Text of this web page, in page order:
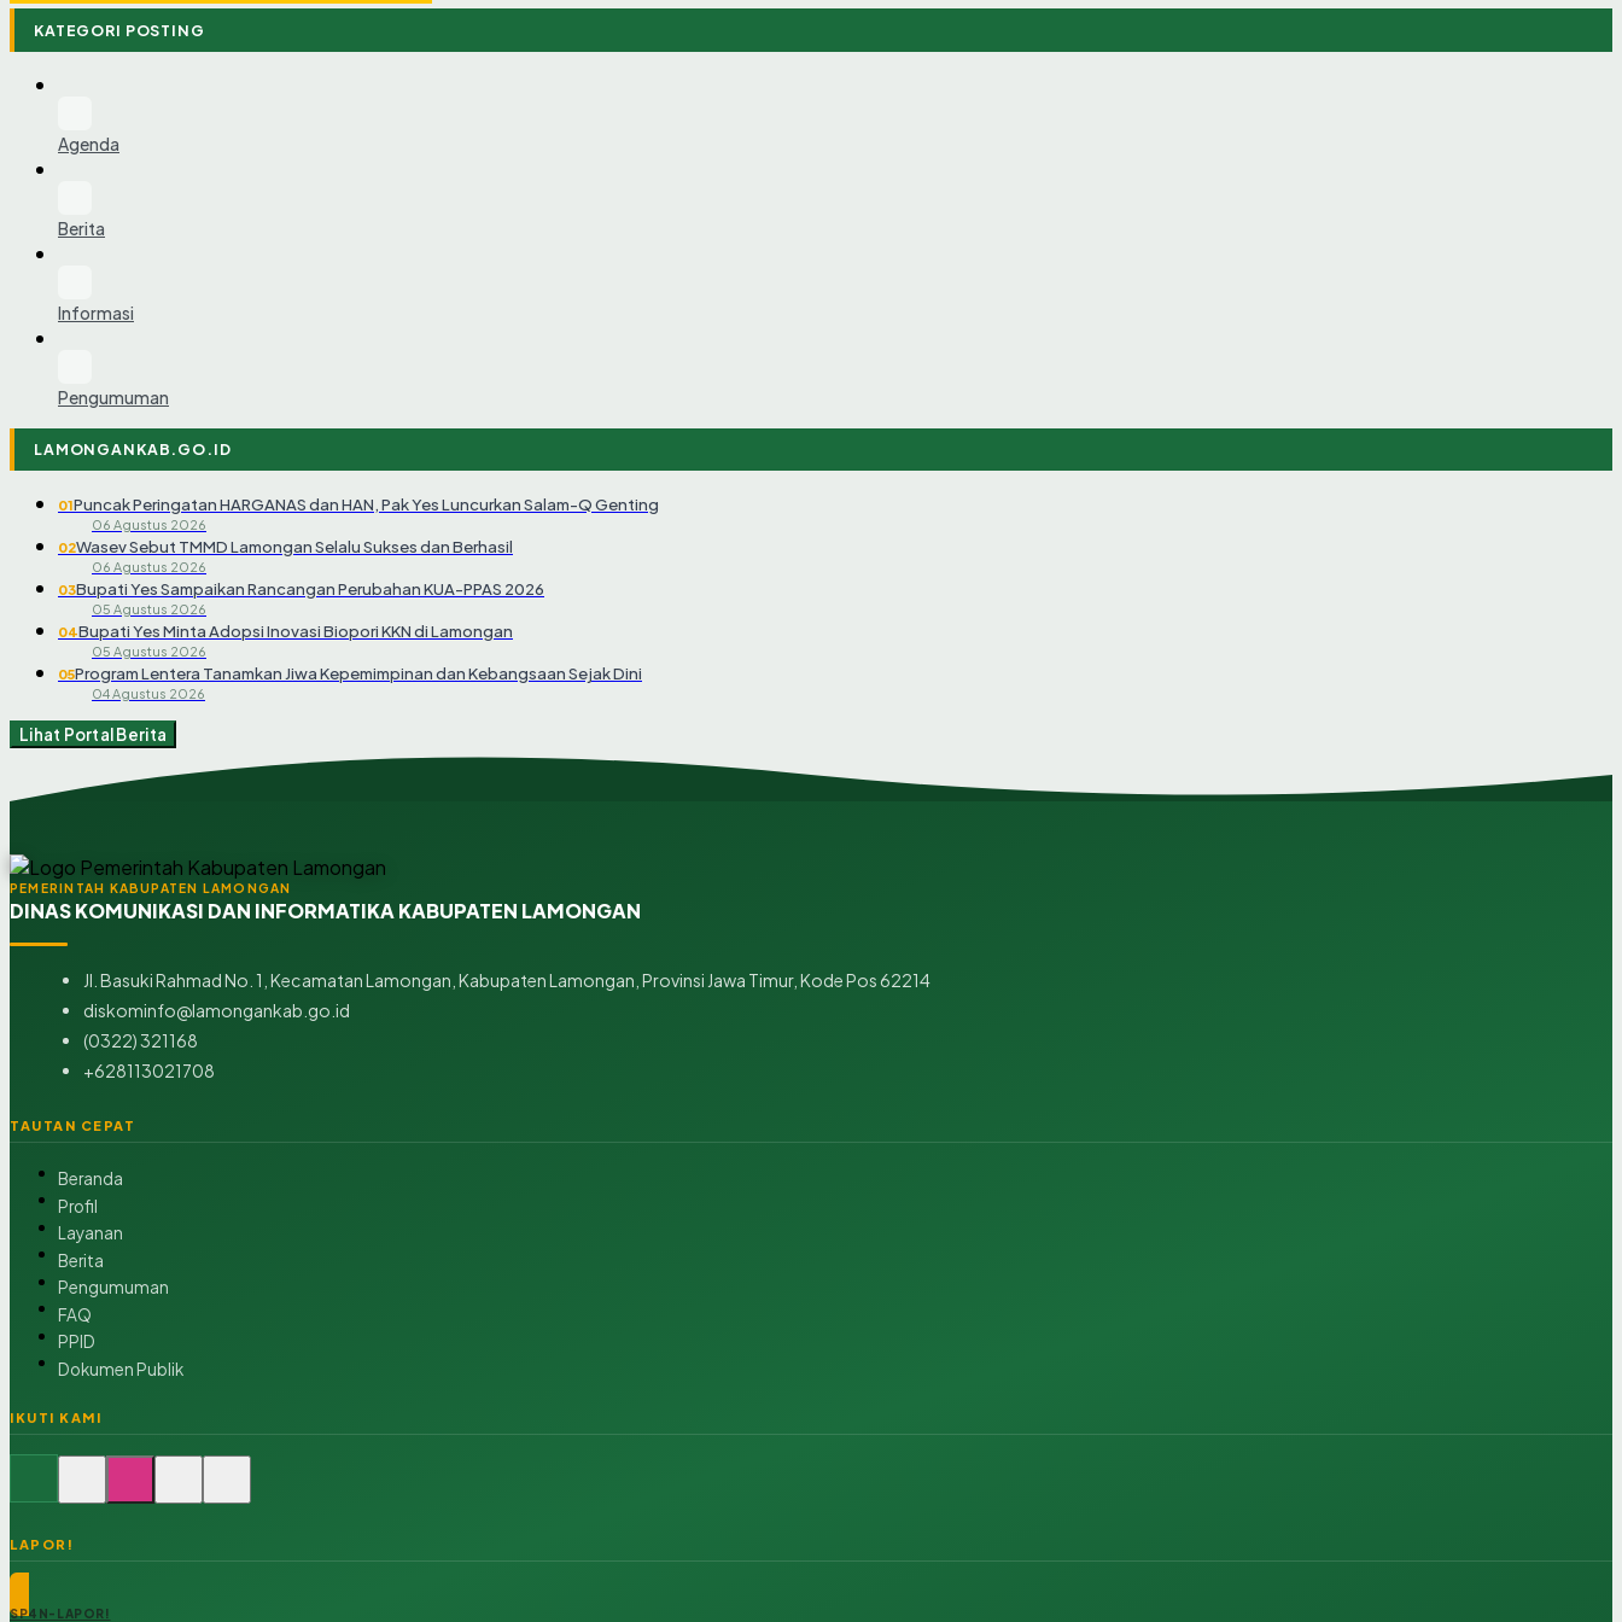
KATEGORI POSTING
Agenda
Berita
Informasi
Pengumuman
LAMONGANKAB.GO.ID
01Puncak Peringatan HARGANAS dan HAN, Pak Yes Luncurkan Salam-Q Genting
06 Agustus 2026
02Wasev Sebut TMMD Lamongan Selalu Sukses dan Berhasil
06 Agustus 2026
03Bupati Yes Sampaikan Rancangan Perubahan KUA-PPAS 2026
05 Agustus 2026
04Bupati Yes Minta Adopsi Inovasi Biopori KKN di Lamongan
05 Agustus 2026
05Program Lentera Tanamkan Jiwa Kepemimpinan dan Kebangsaan Sejak Dini
04 Agustus 2026
Lihat Portal Berita
PEMERINTAH KABUPATEN LAMONGAN
DINAS KOMUNIKASI DAN INFORMATIKA KABUPATEN LAMONGAN
Jl. Basuki Rahmad No. 1, Kecamatan Lamongan, Kabupaten Lamongan, Provinsi Jawa Timur, Kode Pos 62214
diskominfo@lamongankab.go.id
(0322) 321168
+628113021708
TAUTAN CEPAT
Beranda
Profil
Layanan
Berita
Pengumuman
FAQ
PPID
Dokumen Publik
IKUTI KAMI
LAPOR!
SP4N-LAPOR!